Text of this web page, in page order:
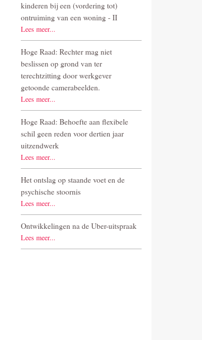
kinderen bij een (vordering tot)
ontruiming van een woning - II
Lees meer...
Hoge Raad: Rechter mag niet
beslissen op grond van ter
terechtzitting door werkgever
getoonde camerabeelden.
Lees meer...
Hoge Raad: Behoefte aan flexibele
schil geen reden voor dertien jaar
uitzendwerk
Lees meer...
Het ontslag op staande voet en de
psychische stoornis
Lees meer...
Ontwikkelingen na de Uber-uitspraak
Lees meer...